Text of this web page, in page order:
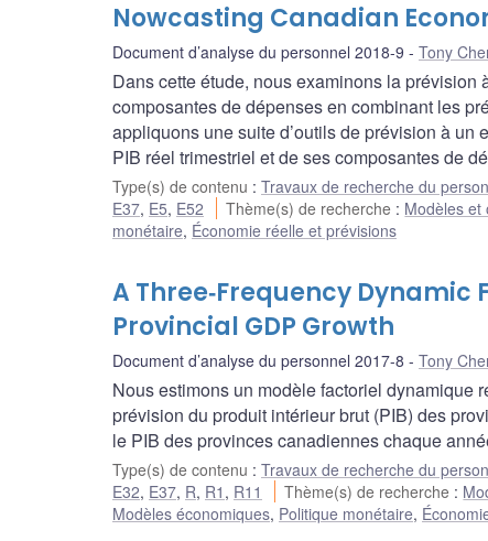
Nowcasting Canadian
Document d’analyse du personnel 2018-9 Tony
Dans cette étude, nous examinons la
composantes de dépenses en combinant les
appliquons une suite d’outils de prévision à un
PIB réel trimestriel et de ses composantes de
Type(s) de contenu : Travaux de recherche du
E37, E5, E52 Thème(s) de recherche : Modèles et
monétaire, Économie réelle et prévisions
A Three‐Frequency
Provincial GDP Growth
Document d’analyse du personnel 2017-8 Tony
Nous estimons un modèle factoriel dynamique
prévision du produit intérieur brut (PIB) des
le PIB des provinces canadiennes chaque
Type(s) de contenu : Travaux de recherche du
E32, E37, R, R1 , R11 Thème(s) de recherche :
Modèles économiques, Politique monétaire,